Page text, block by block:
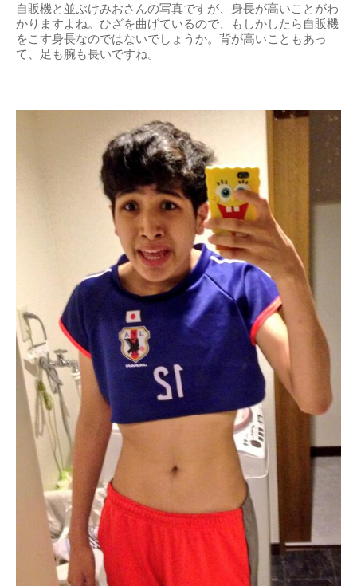
自販機と並ぶけみおさんの写真ですが、身長が高いことがわ
かりますよね。ひざを曲げているので、もしかしたら自販機
をこす身長なのではないでしょうか。背が高いこともあっ
て、足も腕も長いですね。